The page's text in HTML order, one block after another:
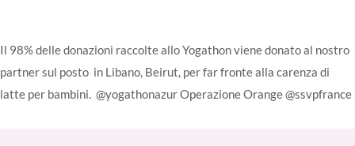
Il 98% delle donazioni raccolte allo Yogathon viene donato al nostro
partner sul posto in Libano, Beirut, per far fronte alla carenza di
latte per bambini. @yogathonazur Operazione Orange @ssvpfrance